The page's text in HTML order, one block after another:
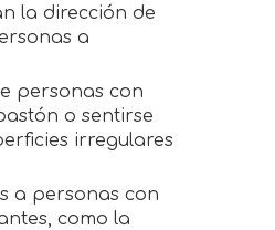
la dirección de
a
personas con
o sentirse
irregulares
a personas con
como la